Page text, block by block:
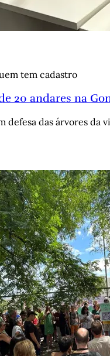
tem cadastro
20 andares na
defesa das árvores